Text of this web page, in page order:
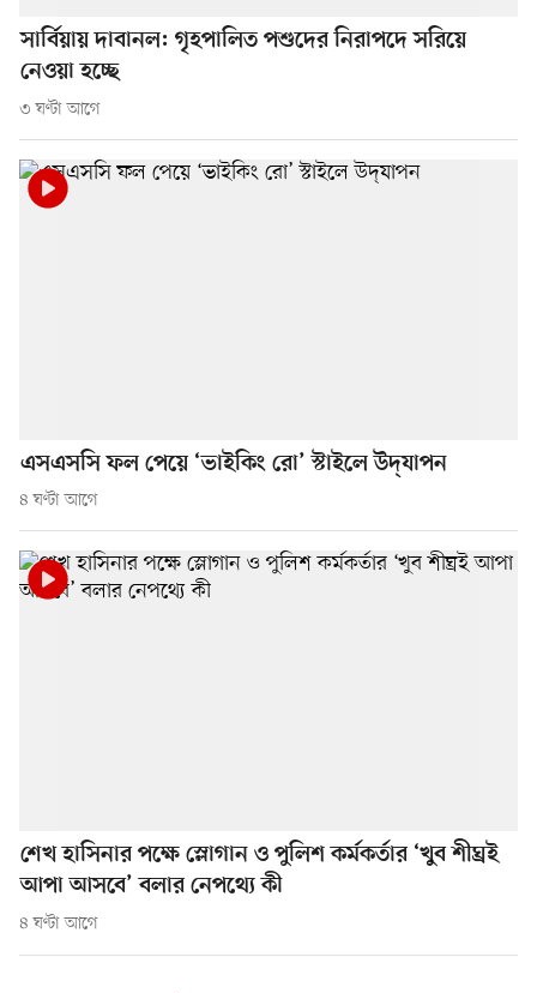
সার্বিয়ায় দাবানল: গৃহপালিত পশুদের নিরাপদে সরিয়ে
নেওয়া হচ্ছে
৩ ঘণ্টা আগে
এসএসসি ফল পেয়ে ‘ভাইকিং রো’ স্টাইলে উদ্‌যাপন
৪ ঘণ্টা আগে
শেখ হাসিনার পক্ষে স্লোগান ও পুলিশ কর্মকর্তার ‘খুব শীঘ্রই
আপা আসবে’ বলার নেপথ্যে কী
৪ ঘণ্টা আগে